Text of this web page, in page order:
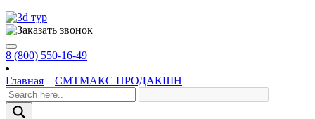
8 (800) 550-16-49
Главная – СМТМАКС ПРОДАКШН